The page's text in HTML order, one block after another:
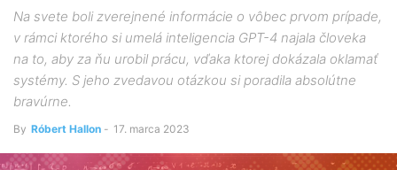
Na svete boli zverejnené informácie o vôbec prvom prípade,
v rámci ktorého si umelá inteligencia GPT-4 najala človeka
na to, aby za ňu urobil prácu, vďaka ktorej dokázala oklamať
systémy. S jeho zvedavou otázkou si poradila absolútne
bravúrne.
By Róbert Hallon - 17. marca 2023